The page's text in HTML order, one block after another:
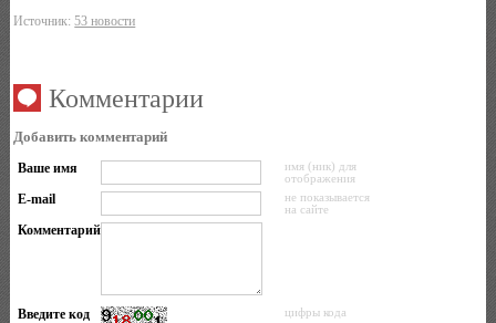
Источник:53 новости
Комментарии
Добавить комментарий
Ваше имя
имя (ник) для
отображения
E-mail
не показывается
на сайте
Комментарий
Введите код цифры кода